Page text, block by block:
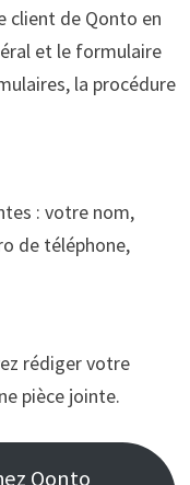
client de Qonto en
et le formulaire
la procédure
: votre nom,
de téléphone,
rédiger votre
pièce jointe.
Qonto